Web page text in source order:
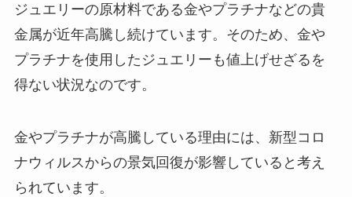
ジュエリーの原材料である金やプラチナなどの貴
金属が近年高騰し続けています。そのため、金や
プラチナを使用したジュエリーも値上げせざるを
得ない状況なのです。
金やプラチナが高騰している理由には、新型コロ
ナウィルスからの景気回復が影響していると考え
られています。